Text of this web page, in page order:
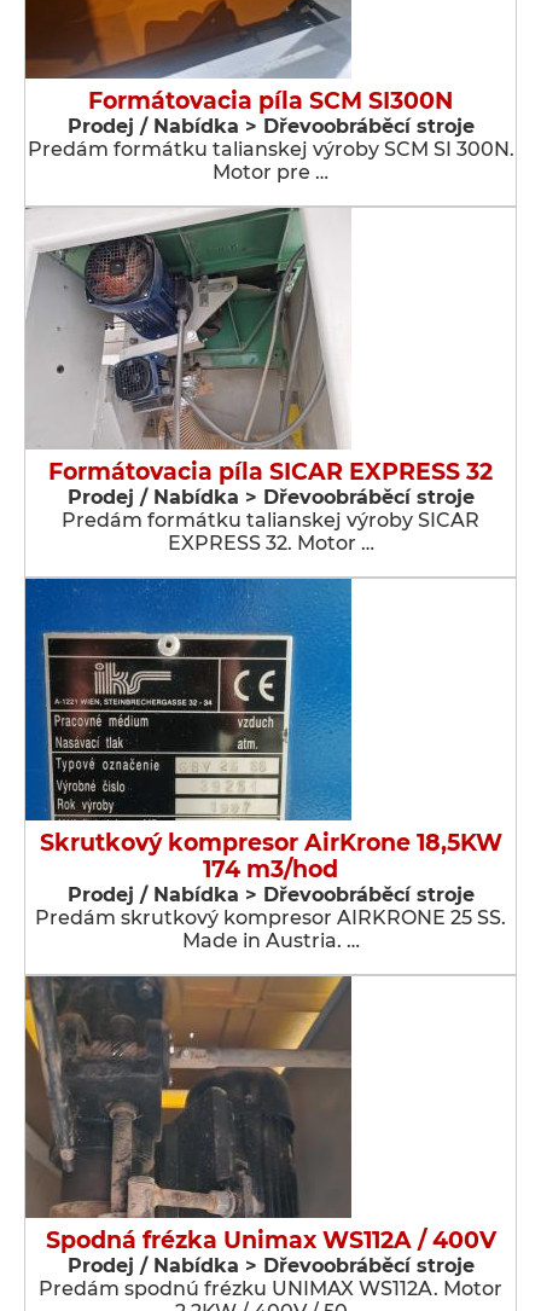
Formátovacia píla SCM SI300N
Prodej / Nabídka > Dřevoobráběcí stroje
Predám formátku talianskej výroby SCM SI 300N.
Motor pre …
Formátovacia píla SICAR EXPRESS 32
Prodej / Nabídka > Dřevoobráběcí stroje
Predám formátku talianskej výroby SICAR
EXPRESS 32. Motor …
Skrutkový kompresor AirKrone 18,5KW
174 m3/hod
Prodej / Nabídka > Dřevoobráběcí stroje
Predám skrutkový kompresor AIRKRONE 25 SS.
Made in Austria. …
Spodná frézka Unimax WS112A / 400V
Prodej / Nabídka > Dřevoobráběcí stroje
Predám spodnú frézku UNIMAX WS112A. Motor